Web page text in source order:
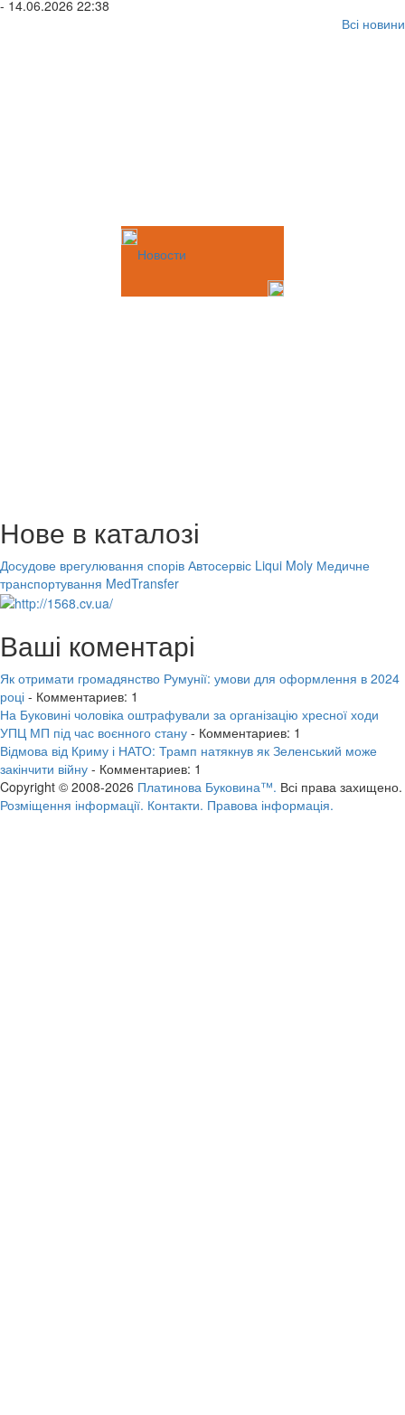
- 14.06.2026 22:38
Всі новини
Новости
Нове в каталозі
Досудове врегулювання спорів Автосервіс Liqui Moly Медичне
транспортування MedTransfer
Ваші коментарі
Як отримати громадянство Румунії: умови для оформлення в 2024
році - Комментариев: 1
На Буковині чоловіка оштрафували за організацію хресної ходи
УПЦ МП під час воєнного стану - Комментариев: 1
Відмова від Криму і НАТО: Трамп натякнув як Зеленський може
закінчити війну - Комментариев: 1
Copyright © 2008-2026 Платинова Буковина™. Всі права захищено.
Розміщення інформації. Контакти. Правова інформація.